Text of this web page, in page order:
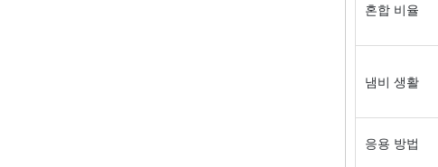
혼합 비율
냄비 생활
응용 방법